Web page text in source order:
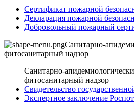
Сертификат пожарной
Декларация пожарной
Добровольный пожарный
Санитарно-
фитосанитарный надзор
Санитарно-
фитосанитарный надзор
Свидетельство
Экспертное заключение